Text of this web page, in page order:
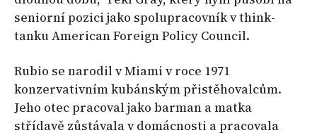
seniorní pozici jako spolupracovník v think-
tanku American Foreign Policy Council.
Rubio se narodil v Miami v roce 1971
konzervativním kubánským přistěhovalcům.
Jeho otec pracoval jako barman a matka
střídavě zůstávala v domácnosti a pracovala